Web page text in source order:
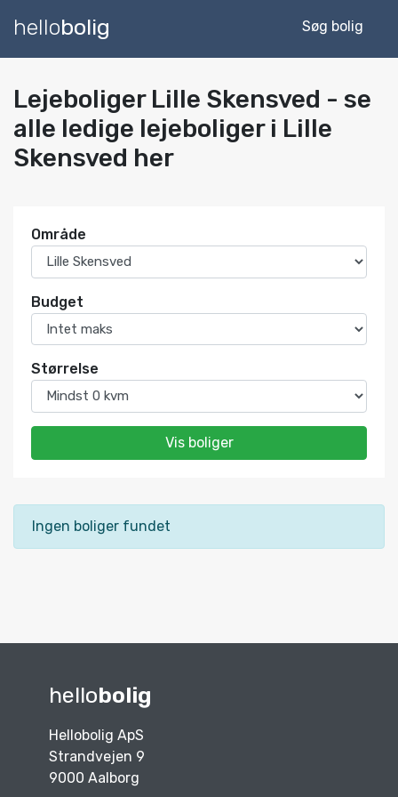
hellobolig Søg bolig
Lejeboliger Lille Skensved - se
alle ledige lejeboliger i Lille
Skensved her
Område
Budget
Størrelse
Vis boliger
Ingen boliger fundet
hellobolig
Hellobolig ApS
Strandvejen 9
9000 Aalborg